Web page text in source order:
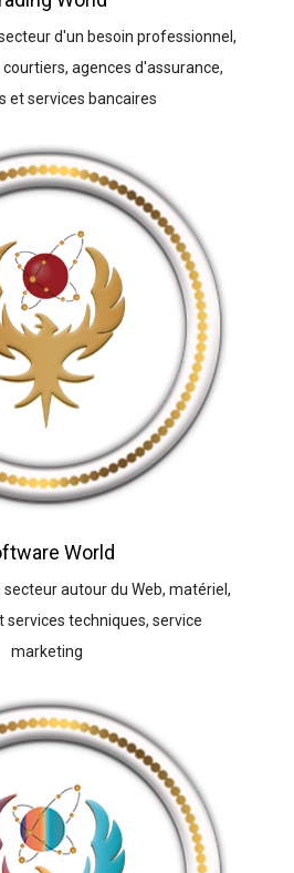
d'un besoin professionnel,
agences d'assurance,
et services bancaires
World
autour du Web, matériel,
services techniques, service
marketing